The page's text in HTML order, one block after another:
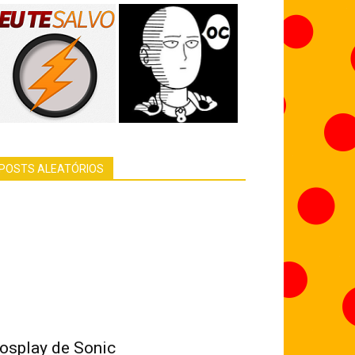
ALEATÓRIOS
de Sonic